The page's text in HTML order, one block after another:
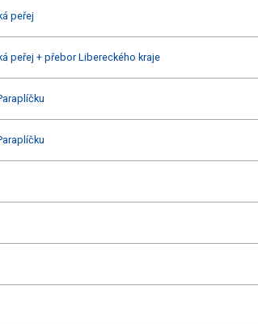
peřej
peřej + přebor Libereckého kraje